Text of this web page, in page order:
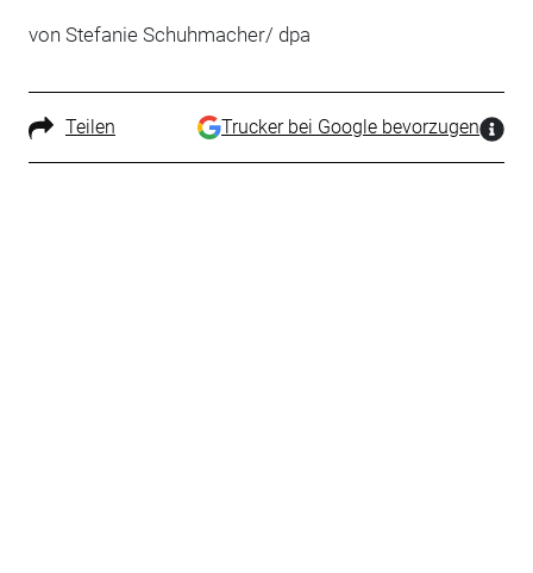
von Stefanie Schuhmacher/ dpa
Teilen Trucker bei Google bevorzugen